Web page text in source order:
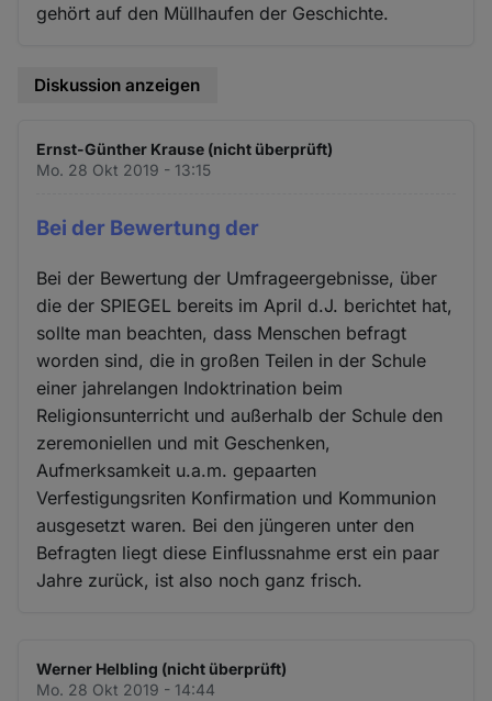
gehört auf den Müllhaufen der Geschichte.
Diskussion anzeigen
Ernst-Günther Krause (nicht überprüft)
Mo. 28 Okt 2019 - 13:15
Bei der Bewertung der
Bei der Bewertung der Umfrageergebnisse, über
die der SPIEGEL bereits im April d.J. berichtet hat,
sollte man beachten, dass Menschen befragt
worden sind, die in großen Teilen in der Schule
einer jahrelangen Indoktrination beim
Religionsunterricht und außerhalb der Schule den
zeremoniellen und mit Geschenken,
Aufmerksamkeit u.a.m. gepaarten
Verfestigungsriten Konfirmation und Kommunion
ausgesetzt waren. Bei den jüngeren unter den
Befragten liegt diese Einflussnahme erst ein paar
Jahre zurück, ist also noch ganz frisch.
Werner Helbling (nicht überprüft)
Mo. 28 Okt 2019 - 14:44